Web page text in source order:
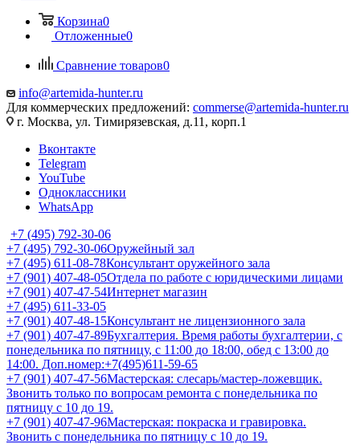
Корзина0
Отложенные0
Сравнение товаров0
info@artemida-hunter.ru
Для коммерческих предложений: commerse@artemida-hunter.ru
г. Москва, ул. Тимирязевская, д.11, корп.1
Вконтакте
Telegram
YouTube
Одноклассники
WhatsApp
+7 (495) 792-30-06
+7 (495) 792-30-06Оружейный зал
+7 (495) 611-08-78Консультант оружейного зала
+7 (901) 407-48-05Отдела по работе с юридическими лицами
+7 (901) 407-47-54Интернет магазин
+7 (495) 611-33-05
+7 (901) 407-48-15Консультант не лицензионного зала
+7 (901) 407-47-89Бухгалтерия. Время работы бухгалтерии, с
понедельника по пятницу, с 11:00 до 18:00, обед с 13:00 до
14:00. Доп.номер:+7(495)611-59-65
+7 (901) 407-47-56Мастерская: слесарь/мастер-ложевщик.
Звонить только по вопросам ремонта с понедельника по
пятницу с 10 до 19.
+7 (901) 407-47-96Мастерская: покраска и гравировка.
Звонить с понедельника по пятницу с 10 до 19.